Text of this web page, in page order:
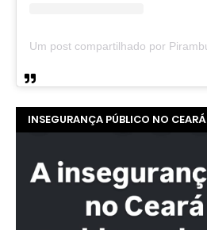
INSEGURANÇA PÚBLICO NO CEARÁ